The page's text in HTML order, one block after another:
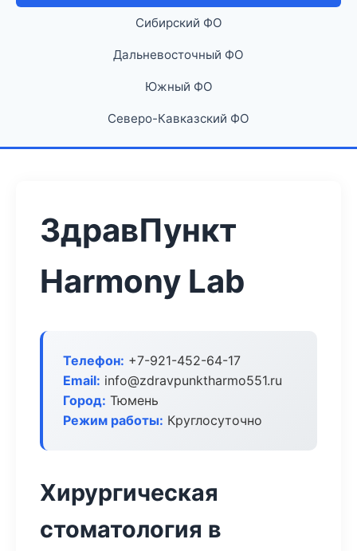
Сибирский ФО
Дальневосточный ФО
Южный ФО
Северо-Кавказский ФО
ЗдравПункт
Harmony Lab
Телефон: +7-921-452-64-17
Email: info@zdravpunktharmo551.ru
Город: Тюмень
Режим работы: Круглосуточно
Хирургическая
стоматология в